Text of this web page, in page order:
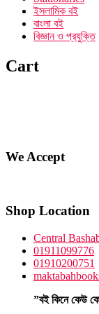
ইসলামিক বই
বাংলা বই
বিজ্ঞান ও প্রযুক্তি
Cart
We Accept
Shop Location
Central
01911099776
01910200751
”বই কিনে কেউ